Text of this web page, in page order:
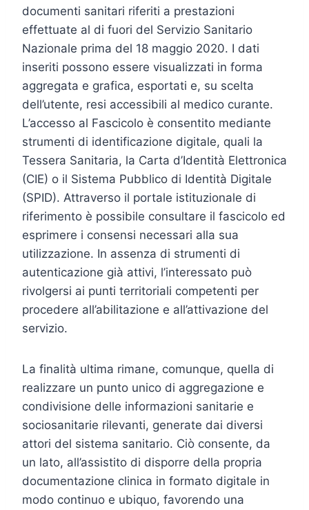
documenti sanitari riferiti a prestazioni
effettuate al di fuori del Servizio Sanitario
Nazionale prima del 18 maggio 2020. I dati
inseriti possono essere visualizzati in forma
aggregata e grafica, esportati e, su scelta
dell’utente, resi accessibili al medico curante.
L’accesso al Fascicolo è consentito mediante
strumenti di identificazione digitale, quali la
Tessera Sanitaria, la Carta d’Identità Elettronica
(CIE) o il Sistema Pubblico di Identità Digitale
(SPID). Attraverso il portale istituzionale di
riferimento è possibile consultare il fascicolo ed
esprimere i consensi necessari alla sua
utilizzazione. In assenza di strumenti di
autenticazione già attivi, l’interessato può
rivolgersi ai punti territoriali competenti per
procedere all’abilitazione e all’attivazione del
servizio.
La finalità ultima rimane, comunque, quella di
realizzare un punto unico di aggregazione e
condivisione delle informazioni sanitarie e
sociosanitarie rilevanti, generate dai diversi
attori del sistema sanitario. Ciò consente, da
un lato, all’assistito di disporre della propria
documentazione clinica in formato digitale in
modo continuo e ubiquo, favorendo una